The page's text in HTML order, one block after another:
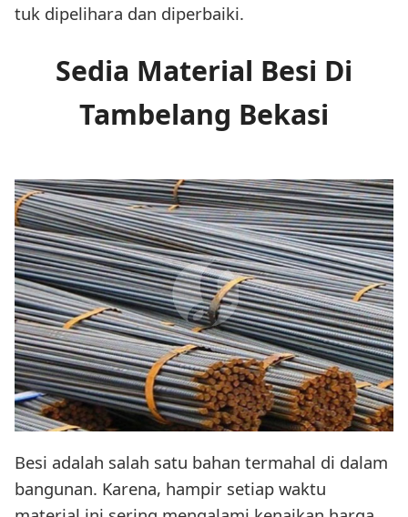
tuk dipelihara dan diperbaiki.
Sedia Material Besi Di
Tambelang Bekasi
Besi adalah salah satu bahan termahal di dalam
bangunan. Karena, hampir setiap waktu